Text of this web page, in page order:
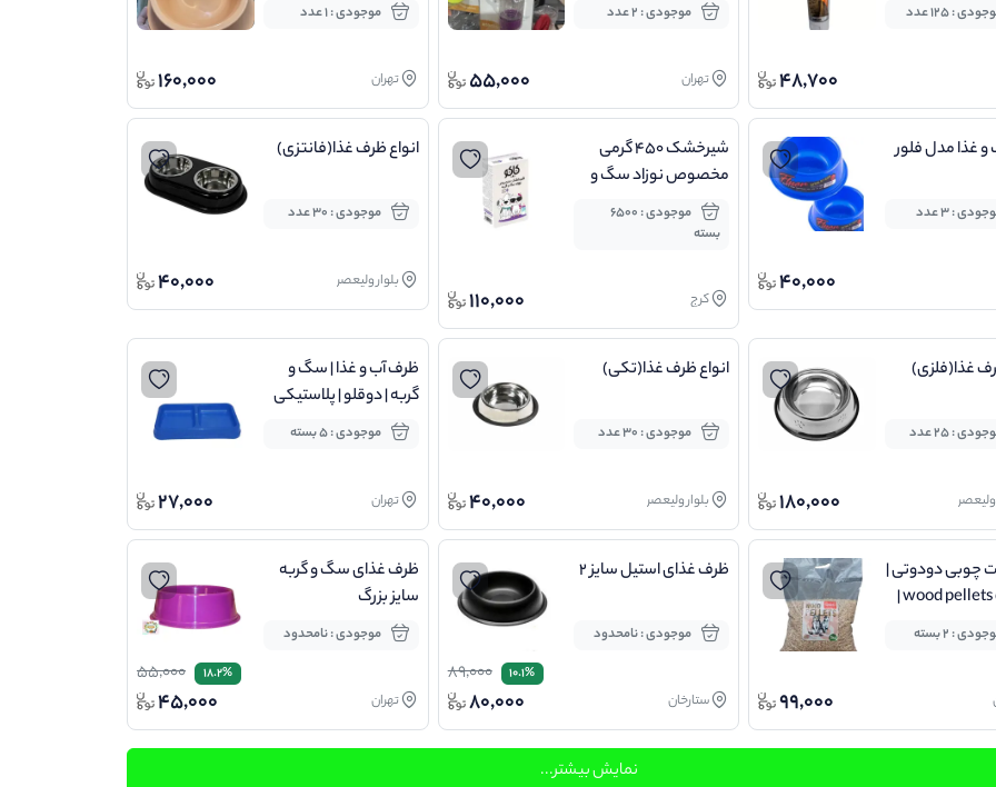
: 125 عدد
48,700
موجودی : 2 عدد
تهران 55,000
موجودی : 1 عدد
تهران 160,000
غذا مدل فلور
: 3 عدد
40,000
شیرخشک 450 گرمی
مخصوص نوزاد سگ و
گربه کاکو
موجودی : 6500
بسته
کرج 110,000
انواع ظرف غذا(فانتزی)
موجودی : 30 عدد
بلوار ولیعصر 40,000
غذا(فلزی)
: 25 عدد
ولیعصر 180,000
انواع ظرف غذا(تکی)
موجودی : 30 عدد
بلوار ولیعصر 40,000
ظرف آب و غذا | سگ و
گربه | دوقلو | پلاستیکی
موجودی : 5 بسته
تهران 27,000
چوبی دودوتی |
wood pellets dudoti |
5 کیلوگرم: 2 بسته
99,000
ظرف غذای استیل سایز 2
موجودی : نامحدود
10.1%
89,000
ستارخان 80,000
ظرف غذای سگ و گربه
سایز بزرگ
موجودی : نامحدود
18.2%
55,000
تهران 45,000
نمایش بیشتر...